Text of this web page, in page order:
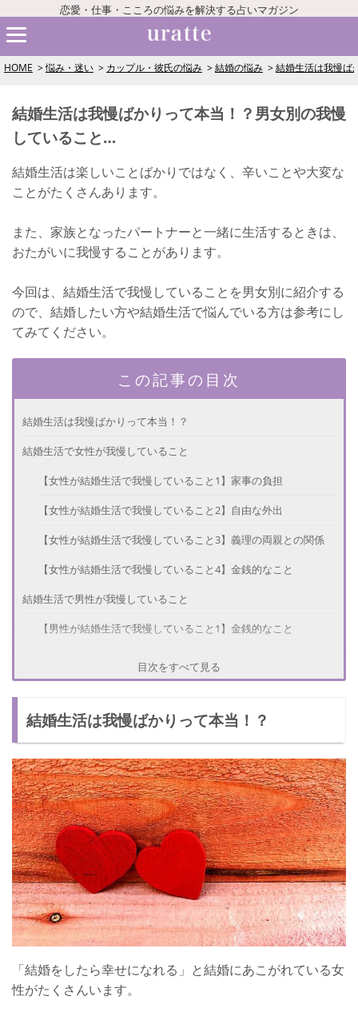
恋愛・仕事・こころの悩みを解決する占いマガジン
HOME 悩み・迷い カップル・彼氏の悩み 結婚の悩み 結婚生活は我慢ば
結婚生活は我慢ばかりって本当！？男女別の我慢
していること…
結婚生活は楽しいことばかりではなく、辛いことや大変な
ことがたくさんあります。
また、家族となったパートナーと一緒に生活するときは、
おたがいに我慢することがあります。
今回は、結婚生活で我慢していることを男女別に紹介する
ので、結婚したい方や結婚生活で悩んでいる方は参考にし
てみてください。
この記事の目次
結婚生活は我慢ばかりって本当！？
結婚生活で女性が我慢していること
【女性が結婚生活で我慢していること1】家事の負担
【女性が結婚生活で我慢していること2】自由な外出
【女性が結婚生活で我慢していること3】義理の両親との関係
【女性が結婚生活で我慢していること4】金銭的なこと
結婚生活で男性が我慢していること
【男性が結婚生活で我慢していること1】金銭的なこと
【女性が結婚生活で我慢していること4】ギャンブルのこと
結婚生活を幸せに過ごす方法 ⑤
結婚生活に我慢は必要！
目次をすべて見る
結婚生活は我慢ばかりって本当！？
「結婚をしたら幸せになれる」と結婚にあこがれている女
性がたくさんいます。